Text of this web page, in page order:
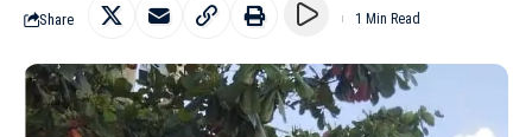
Share 1 Min Read